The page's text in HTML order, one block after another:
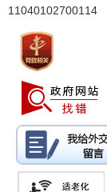
11040102700114